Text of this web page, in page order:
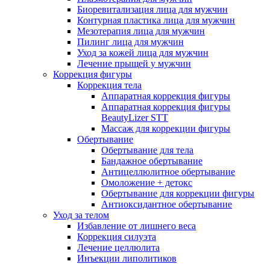
Биоревитализация лица для мужчин
Контурная пластика лица для мужчин
Мезотерапия лица для мужчин
Пилинг лица для мужчин
Уход за кожей лица для мужчин
Лечение прыщей у мужчин
Коррекция фигуры
Коррекция тела
Аппаратная коррекция фигуры
Аппаратная коррекция фигуры
BeautyLizer STT
Массаж для коррекции фигуры
Обертывание
Обертывание для тела
Бандажное обертывание
Антицеллюлитное обертывание
Омоложение + детокс
Обертывание для коррекции фигуры
Антиоксидантное обертывание
Уход за телом
Избавление от лишнего веса
Коррекция силуэта
Лечение целлюлита
Инъекции липолитиков